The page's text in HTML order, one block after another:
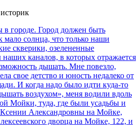
городе. Город должен быть
мало солнца, что только наши
скверики, озелененные
каналов, в которых отражается
дышать. Мне повезло,
свое детство и юность недалеко от
И когда надо было идти куда-то
воздухом», меня водили вдоль
Мойки, туда, где были усадьбы и
Александровны на Мойке,
дворца на Мойке, 122, и